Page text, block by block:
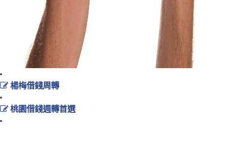
楊梅借錢周轉
桃園借錢週轉首選